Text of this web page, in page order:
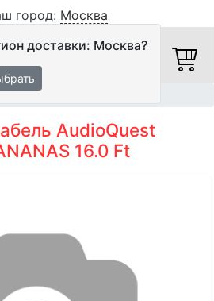
город: Москва
доставки: Москва?
AudioQuest
16.0 Ft